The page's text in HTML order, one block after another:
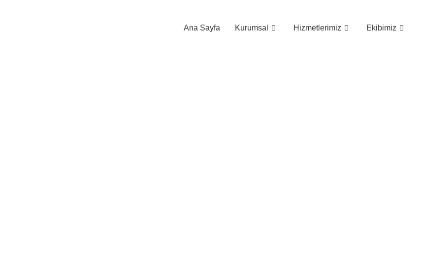
Ana Sayfa Kurumsal Hizmetlerimiz Ekibimiz